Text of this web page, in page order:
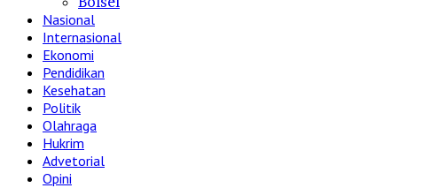
Nasional
Internasional
Ekonomi
Pendidikan
Kesehatan
Politik
Olahraga
Hukrim
Advetorial
Opini